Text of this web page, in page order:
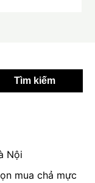
Tìm kiếm
Nội
mua chả mực